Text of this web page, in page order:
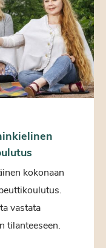
kokonaan
vastata
tilanteeseen.